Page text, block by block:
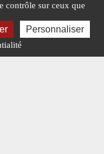
contrôle sur ceux que
Personnaliser